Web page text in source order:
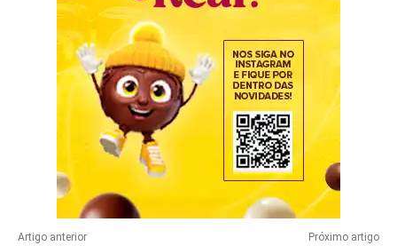
Artigo anterior Próximo artigo